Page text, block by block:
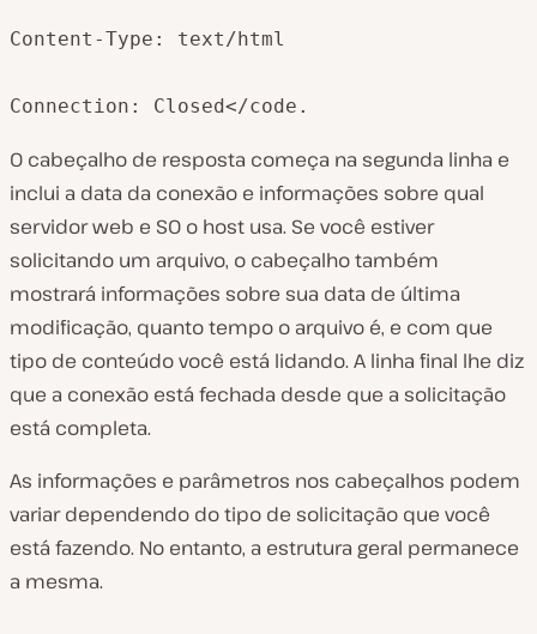
Content-Type: text/html
Connection: Closed</code.
O cabeçalho de resposta começa na segunda linha e
inclui a data da conexão e informações sobre qual
servidor web e SO o host usa. Se você estiver
solicitando um arquivo, o cabeçalho também
mostrará informações sobre sua data de última
modificação, quanto tempo o arquivo é, e com que
tipo de conteúdo você está lidando. A linha final lhe diz
que a conexão está fechada desde que a solicitação
está completa.
As informações e parâmetros nos cabeçalhos podem
variar dependendo do tipo de solicitação que você
está fazendo. No entanto, a estrutura geral permanece
a mesma.